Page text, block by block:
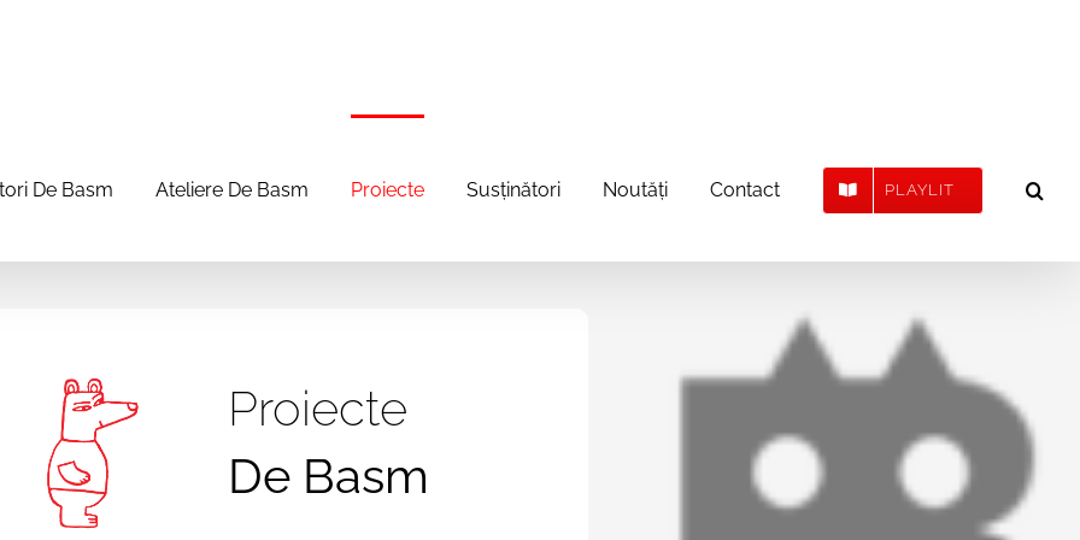
De Basm Ateliere De Basm Proiecte Susținători Noutăți Contact PLAYLIT
Proiecte
De Basm